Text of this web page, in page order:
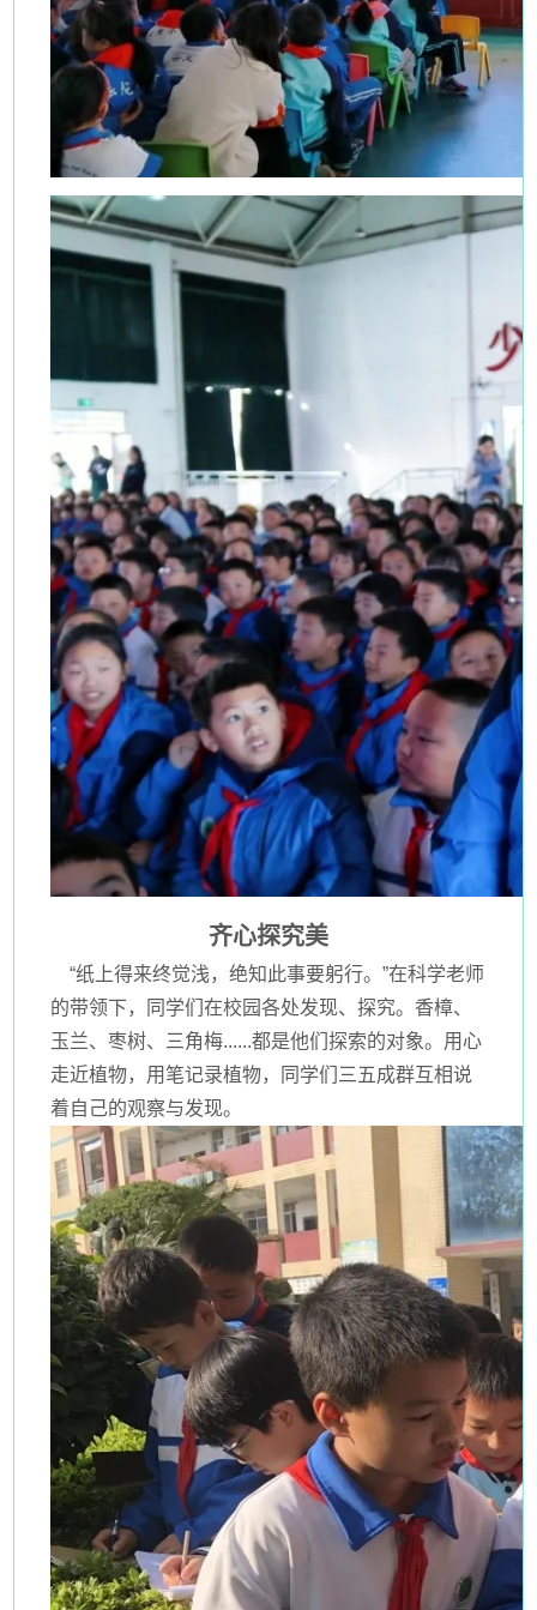
齐心探究美
“纸上得来终觉浅，绝知此事要躬行。”在科学老师
的带领下，同学们在校园各处发现、探究。香樟、
玉兰、枣树、三角梅......都是他们探索的对象。用心
走近植物，用笔记录植物，同学们三五成群互相说
着自己的观察与发现。